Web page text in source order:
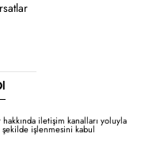
iletişim kanalları yoluyla
şekilde işlenmesini kabul